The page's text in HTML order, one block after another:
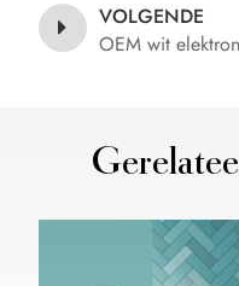
VOLGENDE
OEM wit